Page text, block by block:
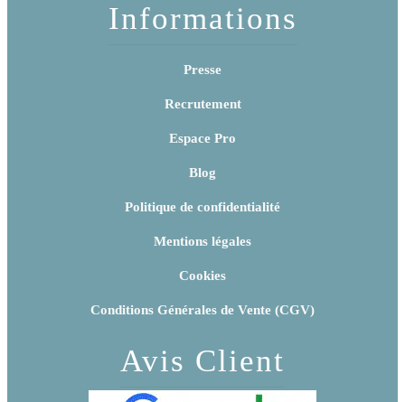
Informations
Presse
Recrutement
Espace Pro
Blog
Politique de confidentialité
Mentions légales
Cookies
Conditions Générales de Vente (CGV)
Avis Client